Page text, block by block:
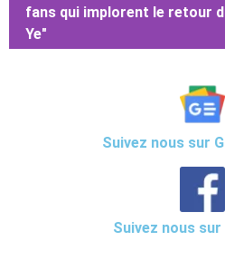
fans qui implorent le retour
Ye"
Suivez nous sur
Suivez nous